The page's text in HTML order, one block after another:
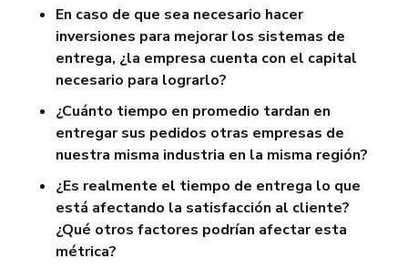
En caso de que sea necesario hacer
inversiones para mejorar los sistemas de
entrega, ¿la empresa cuenta con el capital
necesario para lograrlo?
¿Cuánto tiempo en promedio tardan en
entregar sus pedidos otras empresas de
nuestra misma industria en la misma región?
¿Es realmente el tiempo de entrega lo que
está afectando la satisfacción al cliente?
¿Qué otros factores podrían afectar esta
métrica?